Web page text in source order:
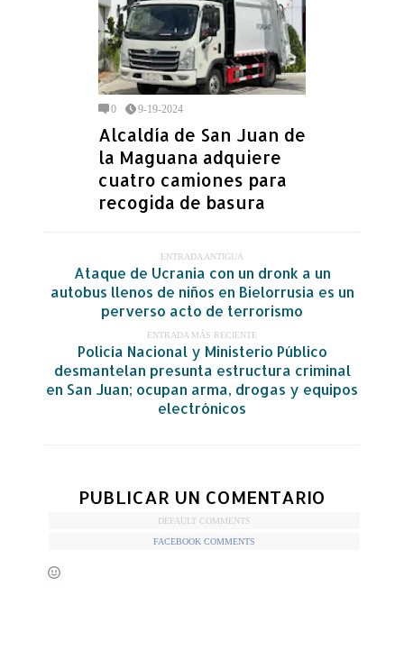
0 9-19-2024
Alcaldía de San Juan de
la Maguana adquiere
cuatro camiones para
recogida de basura
ENTRADA ANTIGUA
Ataque de Ucrania con un dronk a un
autobus llenos de niños en Bielorrusia es un
perverso acto de terrorismo
ENTRADA MÁS RECIENTE
Policía Nacional y Ministerio Público
desmantelan presunta estructura criminal
en San Juan; ocupan arma, drogas y equipos
electrónicos
PUBLICAR UN COMENTARIO
DEFAULT COMMENTS
FACEBOOK COMMENTS